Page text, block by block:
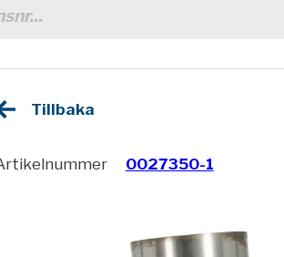
Tillbaka
0027350-1